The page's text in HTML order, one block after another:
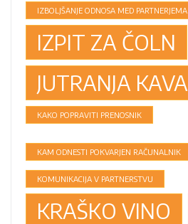
IZBOLJŠANJE ODNOSA MED PARTNERJEMA
IZPIT ZA ČOLN
JUTRANJA KAVA
KAKO POPRAVITI PRENOSNIK
KAM ODNESTI POKVARJEN RAČUNALNIK
KOMUNIKACIJA V PARTNERSTVU
KRAŠKO VINO